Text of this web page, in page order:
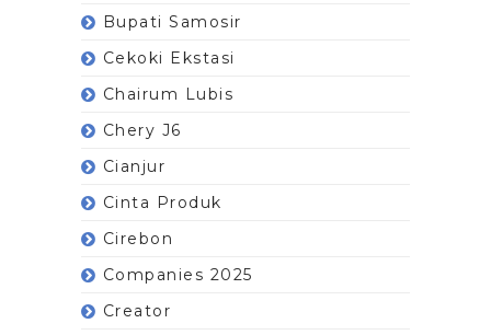
Bupati Samosir
Cekoki Ekstasi
Chairum Lubis
Chery J6
Cianjur
Cinta Produk
Cirebon
Companies 2025
Creator